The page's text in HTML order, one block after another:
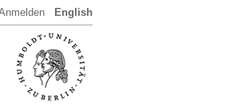
English